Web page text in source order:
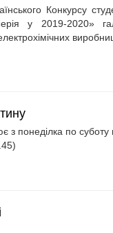
Конкурсу
y 2019-2020»
з понеділка по